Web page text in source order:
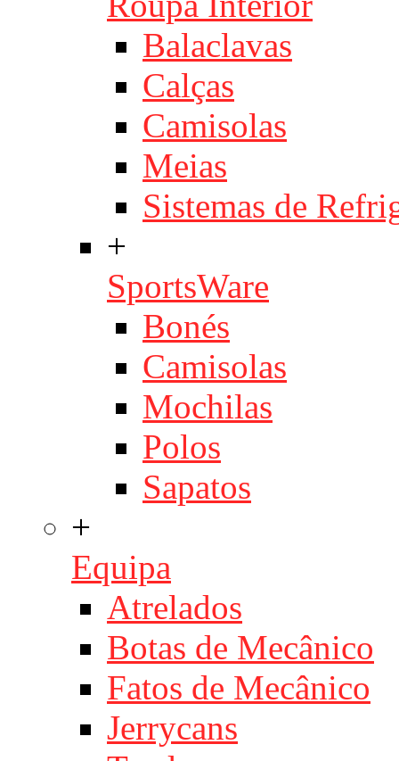
Balaclavas
Calças
Camisolas
Meias
Sistemas de
+
SportsWare
Bonés
Camisolas
Mochilas
Polos
Sapatos
+
Equipa
Atrelados
Botas de Mecânico
Fatos de Mecânico
Jerrycans